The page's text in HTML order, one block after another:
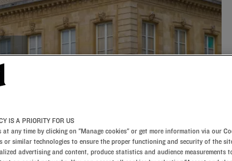
IS A PRIORITY FOR US
at any time by clicking on "Manage cookies" or get more information via our
or similar technologies to ensure the proper functioning and security of the
advertising and content, produce statistics and audience measurements